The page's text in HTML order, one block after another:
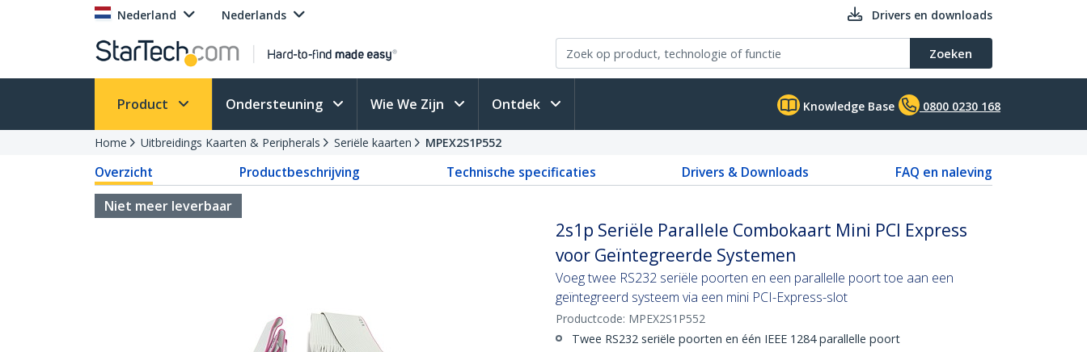
Nederland Nederlands Drivers en downloads
Zoeken
Product Ondersteuning Wie We Zijn Ontdek Knowledge Base 0800 0230 168
Home Uitbreidings Kaarten & Peripherals Seriële kaarten MPEX2S1P552
Overzicht Productbeschrijving Technische specificaties Drivers & Downloads
FAQ en naleving
Niet meer leverbaar
2s1p Seriële Parallele Combokaart Mini PCI Express
voor Geïntegreerde Systemen
Voeg twee RS232 seriële poorten en een parallelle poort toe aan een
geïntegreerd systeem via een mini PCI-Express-slot
Productcode: MPEX2S1P552
Twee RS232 seriële poorten en één IEEE 1284 parallelle poort